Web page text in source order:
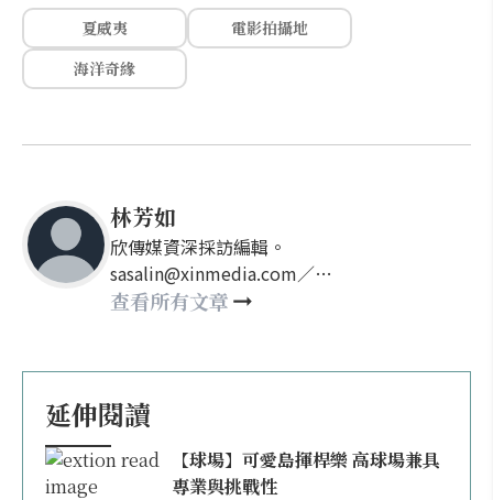
夏威夷
電影拍攝地
海洋奇緣
林芳如
欣傳媒資深採訪編輯。
sasalin@xinmedia.com／
happy21917@gmail.com
查看所有文章
延伸閱讀
【球場】可愛島揮桿樂 高球場兼具
專業與挑戰性